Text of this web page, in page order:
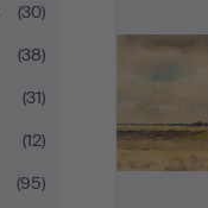
(30)
(38)
(31)
(12)
(95)